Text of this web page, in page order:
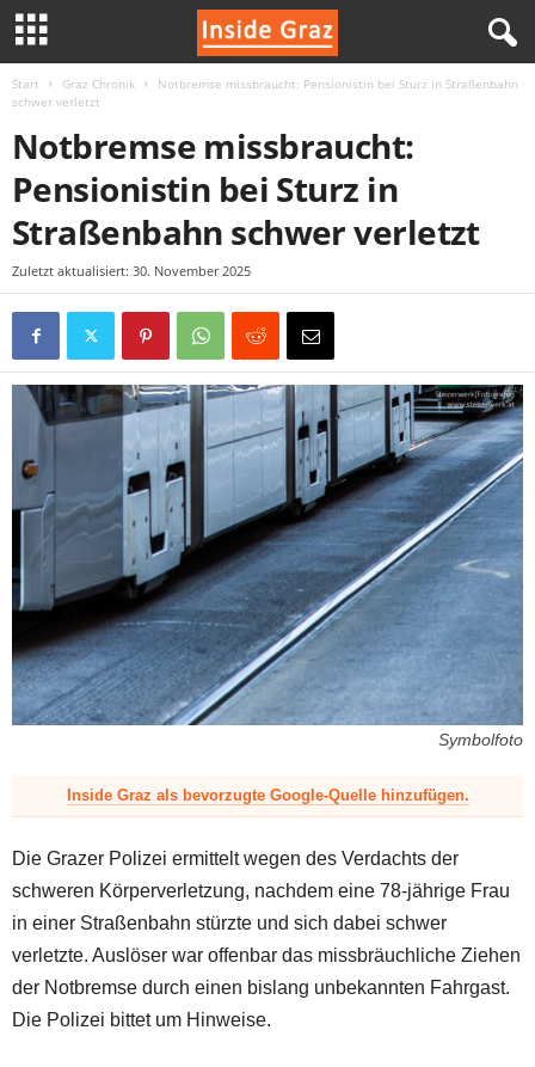
Start Graz Chronik
Notbremse missbraucht: Pensionistin bei Sturz in Straßenbahn
schwer verletzt
Notbremse missbraucht:
Pensionistin bei Sturz in
Straßenbahn schwer verletzt
Zuletzt aktualisiert: 30. November 2025
Symbolfoto
Inside Graz als bevorzugte Google-Quelle hinzufügen.
Die Grazer Polizei ermittelt wegen des Verdachts der
schweren Körperverletzung, nachdem eine 78-jährige Frau
in einer Straßenbahn stürzte und sich dabei schwer
verletzte. Auslöser war offenbar das missbräuchliche Ziehen
der Notbremse durch einen bislang unbekannten Fahrgast.
Die Polizei bittet um Hinweise.